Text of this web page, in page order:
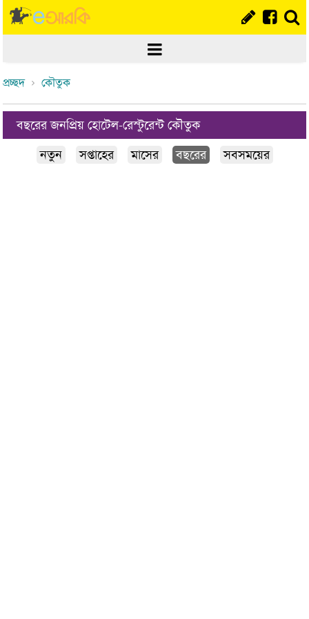
প্রচ্ছদ কৌতুক
বছরের জনপ্রিয় হোটেল-রেস্টুরেন্ট কৌতুক
নতুন
সপ্তাহের মাসের বছরের সবসময়ের